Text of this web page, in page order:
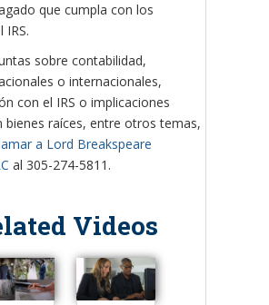
que cumpla con los
IRS.
sobre contabilidad,
o internacionales,
con el IRS o implicaciones
bienes raíces, entre otros temas,
a Lord Breakspeare
al 305-274-5811.
Videos